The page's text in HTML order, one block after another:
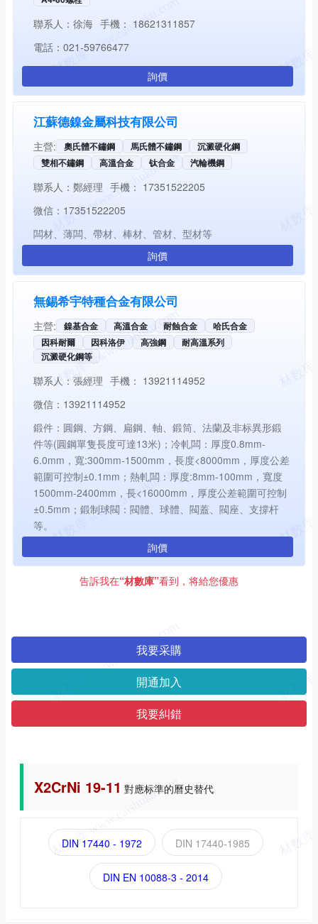
聯系人： 徐海 手機： 18621311857
電話： 021-59766477
詢價
江蘇德鎳金屬科技有限公司
主營: 奧氏體不鏽鋼 馬氏體不鏽鋼
沉澱硬化鋼
雙相不鏽鋼
高溫合金 钛合金 汽輪機鋼
聯系人： 鄭經理 手機： 17351522205
微信： 17351522205
闆材、薄闆、帶材、棒材、管材、型材等
詢價
無錫希宇特種合金有限公司
主營: 鎳基合金 高溫合金 耐蝕合金
哈氏合金
因科耐爾
因科洛伊 高強鋼
耐高溫系列
沉澱硬化鋼等
聯系人： 張經理 手機： 13921114952
微信： 13921114952
鍛件：圓鋼、方鋼、扁鋼、軸、鍛筒、法蘭及非标異形鍛
件等(圓鋼單隻長度可達13米)；冷軋闆：厚度0.8mm-
6.0mm，寬:300mm-1500mm，長度<8000mm，厚度公差
範圍可控制±0.1mm；熱軋闆：厚度:8mm-100mm，寬度
1500mm-2400mm，長<16000mm，厚度公差範圍可控制
±0.5mm；鍛制球閥：閥體、球體、閥蓋、閥座、支撐杆
等。
詢價
告訴我在“材數庫”看到，将給您優惠
我要采購
開通加入
我要糾錯
X2CrNi 19-11 對應标準的曆史替代
DIN 17440 - 1972 DIN 17440-1985
DIN EN 10088-3 - 2014